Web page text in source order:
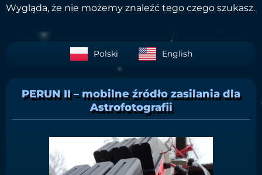
Wygląda, że nie możemy znaleźć tego czego szukasz.
Polski English
PERUN II – mobilne źródło zasilania dla
Astrofotografii